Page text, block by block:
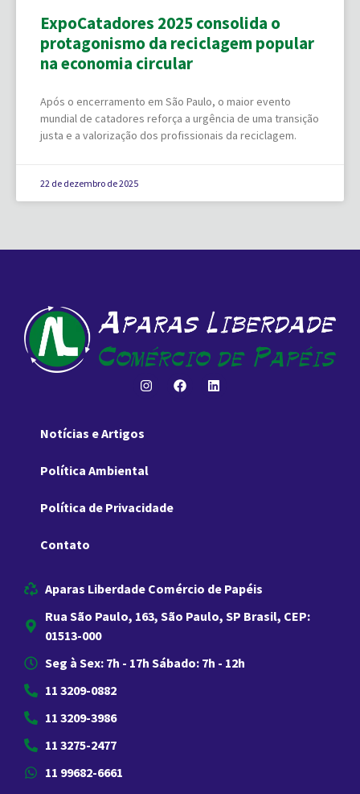
ExpoCatadores 2025 consolida o
protagonismo da reciclagem popular
na economia circular
Após o encerramento em São Paulo, o maior evento
mundial de catadores reforça a urgência de uma transição
justa e a valorização dos profissionais da reciclagem.
22 de dezembro de 2025
Notícias e Artigos
Política Ambiental
Política de Privacidade
Contato
Aparas Liberdade Comércio de Papéis
Rua São Paulo, 163, São Paulo, SP Brasil, CEP:
01513-000
Seg à Sex: 7h - 17h Sábado: 7h - 12h
11 3209-0882
11 3209-3986
11 3275-2477
11 99682-6661